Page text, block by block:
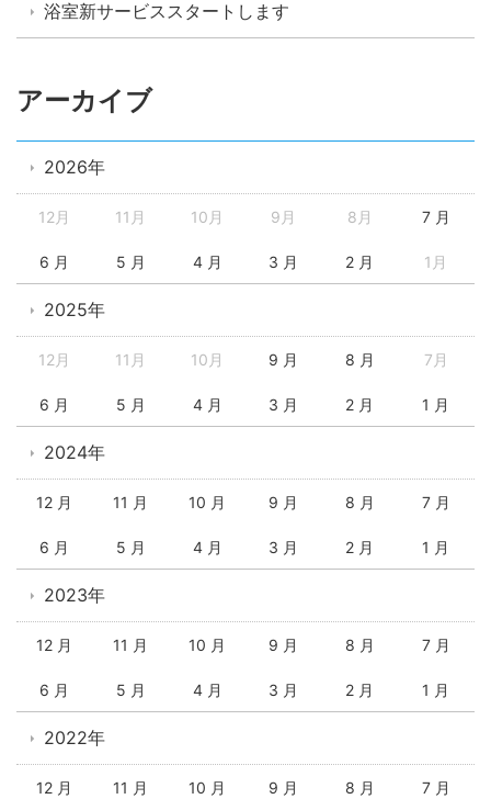
浴室新サービススタートします
アーカイブ
2026年
12月 11月 10月 9月 8月 7 月
6 月 5 月 4 月 3 月 2 月 1月
2025年
12月 11月 10月 9 月 8 月 7月
6 月 5 月 4 月 3 月 2 月 1 月
2024年
12 月 11 月 10 月 9 月 8 月 7 月
6 月 5 月 4 月 3 月 2 月 1 月
2023年
12 月 11 月 10 月 9 月 8 月 7 月
6 月 5 月 4 月 3 月 2 月 1 月
2022年
12 月 11 月 10 月 9 月 8 月 7 月